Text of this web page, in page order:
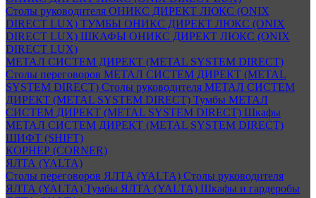
Столы руководителя ОНИКС ДИРЕКТ ЛЮКС (ONIX
DIRECT LUX) ТУМБЫ ОНИКС ДИРЕКТ ЛЮКС (ONIX
DIRECT LUX) ШКАФЫ ОНИКС ДИРЕКТ ЛЮКС (ONIX
DIRECT LUX)
МЕТАЛ СИСТЕМ ДИРЕКТ (METAL SYSTEM DIRECT)
Столы переговоров МЕТАЛ СИСТЕМ ДИРЕКТ (METAL
SYSTEM DIRECT) Столы руководителя МЕТАЛ СИСТЕМ
ДИРЕКТ (METAL SYSTEM DIRECT) Тумбы МЕТАЛ
СИСТЕМ ДИРЕКТ (METAL SYSTEM DIRECT) Шкафы
МЕТАЛ СИСТЕМ ДИРЕКТ (METAL SYSTEM DIRECT)
ШИФТ (SHIFT)
КОРНЕР (CORNER)
ЯЛТА (YALTA)
Столы переговоров ЯЛТА (YALTA) Столы руководителя
ЯЛТА (YALTA) Тумбы ЯЛТА (YALTA) Шкафы и гардеробы